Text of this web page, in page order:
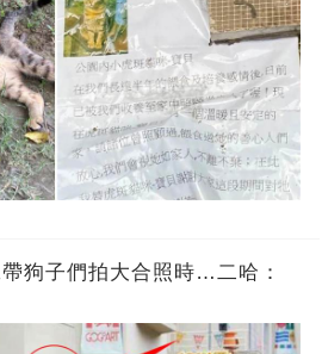
狗子們拍大合照時…二哈：